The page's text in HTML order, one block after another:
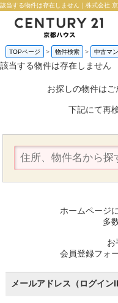
該当する物件は存在しません｜株式会社
TOPページ 物件検索 中古マ
該当する物件は存在しません
お探しの物件はご
下記にて再
ホームページ
多
お
会員登録フォ
メールアドレス（ログイン